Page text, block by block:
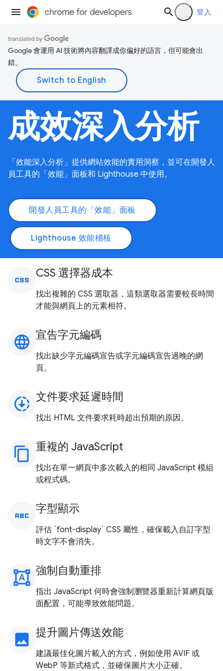
登入
Google 會運用 AI 技術將內容翻譯成你偏好的語言，但可能會出
錯。
成效深入分析
「效能深入分析」提供網站效能的實用洞察，並可在開發人
員工具的「效能」面板和 Lighthouse 中使用。
開發人員工具的「效能」面板
Lighthouse 效能稽核
css CSS 選擇器成本
找出複雜的 CSS 選取器，這類選取器需要較長時間
才能與網頁上的元素相符。
language 宣告字元編碼
找出缺少字元編碼宣告或字元編碼宣告過晚的網
頁。
downloading 文件要求延遲時間
找出 HTML 文件要求耗時超出預期的原因。
content_copy 重複的 JavaScript
找出在單一網頁中多次載入的相同 JavaScript 模組
或程式碼。
abc 字型顯示
評估 `font-display` CSS 屬性，確保載入自訂字型
時文字不會消失。
format_shapes 強制自動重排
指出 JavaScript 何時會強制瀏覽器重新計算網頁版
面配置，可能導致效能問題。
image 提升圖片傳送效能
建議最佳化圖片載入的方式，例如使用 AVIF 或
WebP 等新式格式，並確保圖片大小正確。